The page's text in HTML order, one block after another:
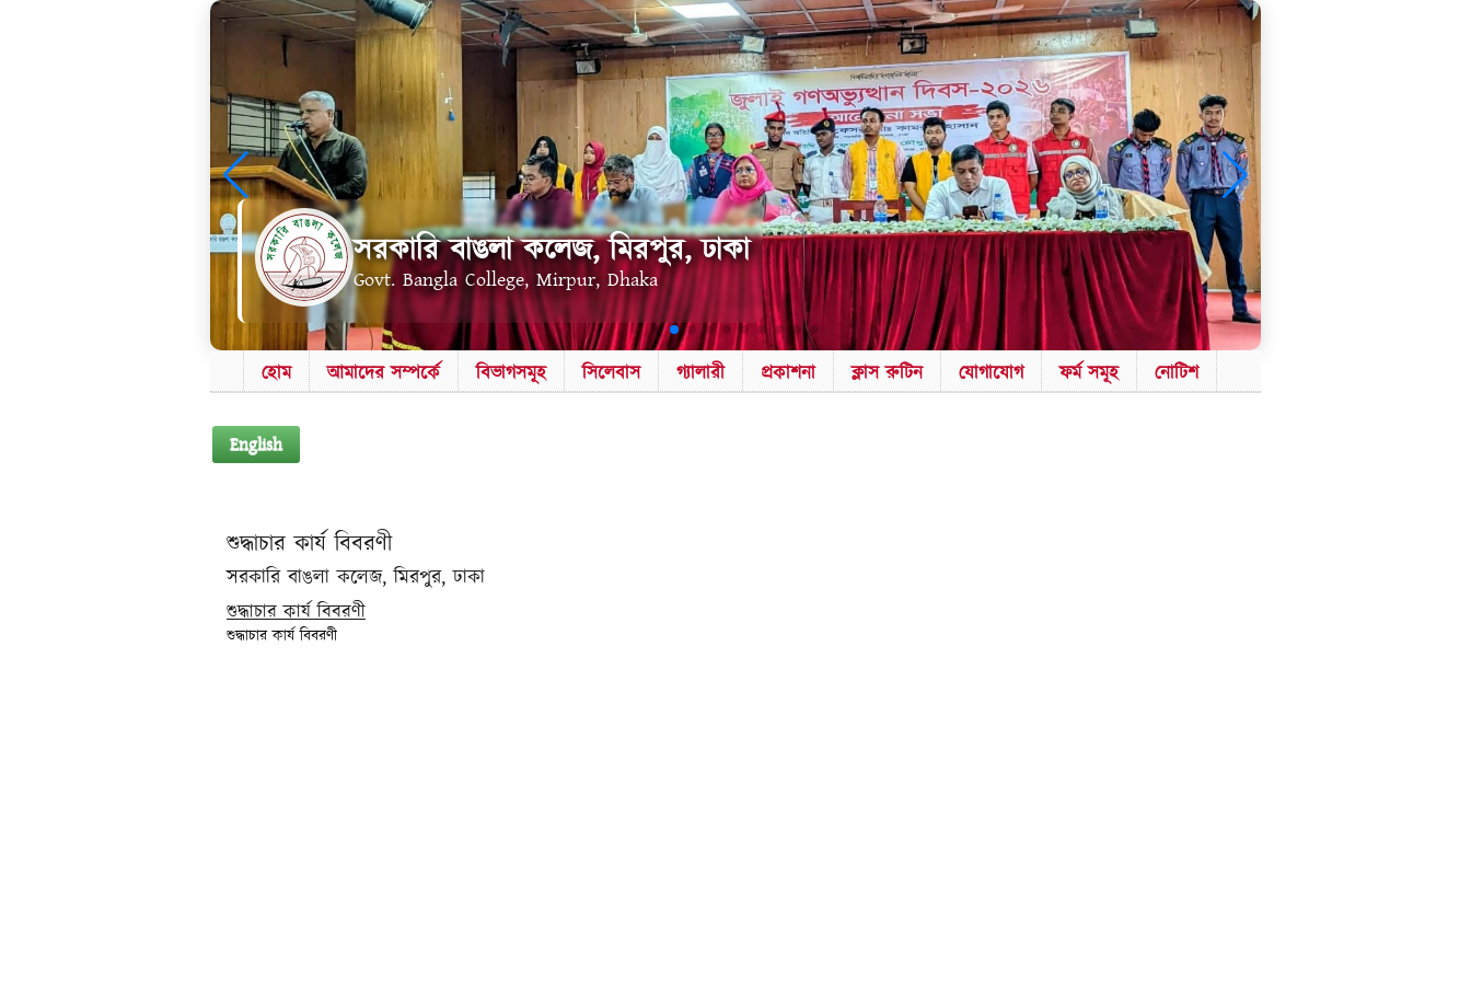
সরকারি বাঙলা কলেজ, মিরপুর, ঢাকা
Govt. Bangla College, Mirpur, Dhaka
হোম আমাদের সম্পর্কে বিভাগসমূহ সিলেবাস গ্যালারী প্রকাশনা ক্লাস রুটিন যোগাযোগ ফর্ম সমূহ নোটিশ
English
শুদ্ধাচার কার্য বিবরণী
সরকারি বাঙলা কলেজ, মিরপুর, ঢাকা
শুদ্ধাচার কার্য বিবরণী
শুদ্ধাচার কার্য বিবরণী